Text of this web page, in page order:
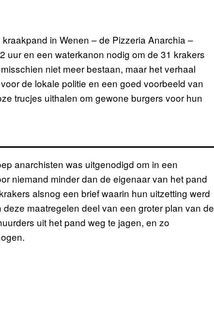
in Wenen – de Pizzeria Anarchia –
uur en een waterkanon nodig om de 31 krakers
niet meer bestaan, maar het verhaal
de lokale politie en een goed voorbeeld van
trucjes uithalen om gewone burgers voor hun
anarchisten was uitgenodigd om in een
niemand minder dan de eigenaar van het pand
alsnog een brief waarin hun uitzetting werd
maatregelen deel van een groter plan van de
uit het pand weg te jagen, en zo